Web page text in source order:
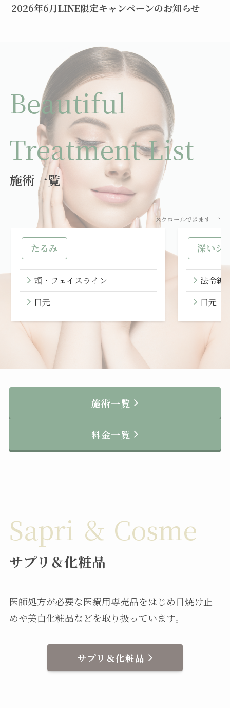
2026年6月LINE限定キャンペーンのお知らせ
Beautiful
Treatment List
施術一覧
スクロールできます
たるみ
頬・フェイスライン
目元
深いシ
法令線
目元
施術一覧
料金一覧
Sapri ＆ Cosme
サプリ＆化粧品
医師処方が必要な医療用専売品をはじめ日焼け止
めや美白化粧品などを取り扱っています。
サプリ＆化粧品